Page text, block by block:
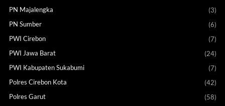
PN Majalengka
(3)
PN Sumber
(6)
PWI Cirebon
(7)
PWI Jawa Barat
(24)
PWI Kabupaten Sukabumi
(7)
Polres Cirebon Kota
(42)
Polres Garut
(58)